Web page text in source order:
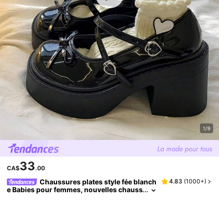
1/9
CA$33.00
Chaussures plates style fée blanch
e Babies pour femmes, nouvelles chauss
4.83 (1000+)